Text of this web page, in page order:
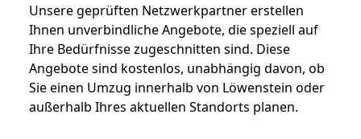
Unsere geprüften Netzwerkpartner erstellen
Ihnen unverbindliche Angebote, die speziell auf
Ihre Bedürfnisse zugeschnitten sind. Diese
Angebote sind kostenlos, unabhängig davon, ob
Sie einen Umzug innerhalb von Löwenstein oder
außerhalb Ihres aktuellen Standorts planen.